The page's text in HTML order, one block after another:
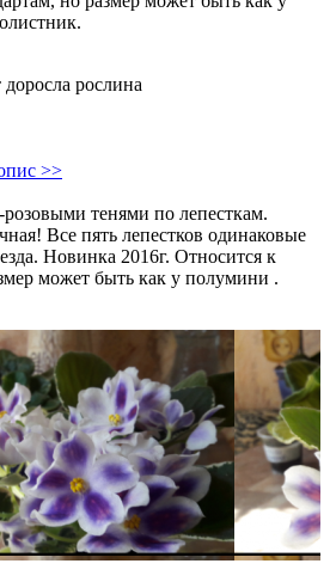
доросла рослина
>>
тенями по лепесткам.
Все пять лепестков одинаковые
Новинка 2016г. Относится к
может быть как у полумини .